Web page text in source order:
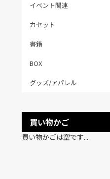
イベント関連
カセット
書籍
BOX
グッズ/アパレル
買い物かご
買い物かごは空です...